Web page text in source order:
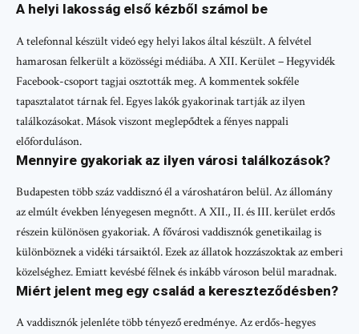
A helyi lakosság első kézből számol be
A telefonnal készült videó egy helyi lakos által készült. A felvétel
hamarosan felkerült a közösségi médiába. A XII. Kerület – Hegyvidék
Facebook-csoport tagjai osztották meg. A kommentek sokféle
tapasztalatot tárnak fel. Egyes lakók gyakorinak tartják az ilyen
találkozásokat. Mások viszont meglepődtek a fényes nappali
előforduláson.
Mennyire gyakoriak az ilyen városi találkozások?
Budapesten több száz vaddisznó él a városhatáron belül. Az állomány
az elmúlt években lényegesen megnőtt. A XII., II. és III. kerület erdős
részein különösen gyakoriak. A fővárosi vaddisznók genetikailag is
különböznek a vidéki társaiktól. Ezek az állatok hozzászoktak az emberi
közelséghez. Emiatt kevésbé félnek és inkább városon belül maradnak.
Miért jelent meg egy család a kereszteződésben?
A vaddisznók jelenléte több tényező eredménye. Az erdős-hegyes